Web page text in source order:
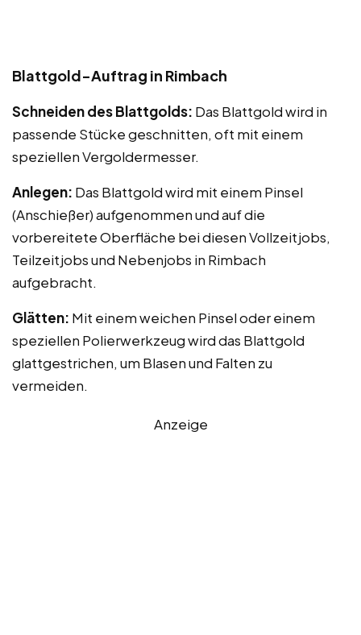
Blattgold-Auftrag in Rimbach
Schneiden des Blattgolds: Das Blattgold wird in
passende Stücke geschnitten, oft mit einem
speziellen Vergoldermesser.
Anlegen: Das Blattgold wird mit einem Pinsel
(Anschießer) aufgenommen und auf die
vorbereitete Oberfläche bei diesen Vollzeitjobs,
Teilzeitjobs und Nebenjobs in Rimbach
aufgebracht.
Glätten: Mit einem weichen Pinsel oder einem
speziellen Polierwerkzeug wird das Blattgold
glattgestrichen, um Blasen und Falten zu
vermeiden.
Anzeige